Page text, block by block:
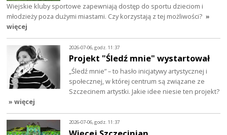
Wiejskie kluby sportowe zapewniają dostęp do sportu dzieciom i
młodzieży poza dużymi miastami. Czy korzystają z tej możliwości? »
więcej
2026-07-06, godz. 11:37
Projekt "Śledź mnie" wystartował
„Śledź mnie” – to hasło inicjatywy artystycznej i
społecznej, w której centrum są związane ze
Szczecinem artystki. Jakie idee niesie ten projekt?
» więcej
2026-07-06, godz. 11:37